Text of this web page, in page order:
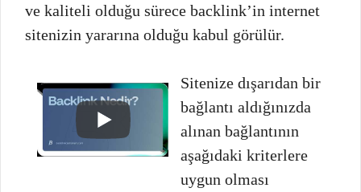
ve kaliteli olduğu sürece backlink’in internet
sitenizin yararına olduğu kabul görülür.
Sitenize dışarıdan bir
bağlantı aldığınızda
alınan bağlantının
aşağıdaki kriterlere
uygun olması